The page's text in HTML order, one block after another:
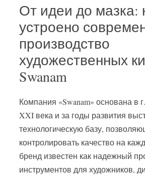
От идеи до мазка:
устроено
производство
художественных
Swanam
Компания «Swanam» основана в
XXI века и за годы развития
технологическую базу,
контролировать качество на
бренд известен как надежный
инструментов для художников,